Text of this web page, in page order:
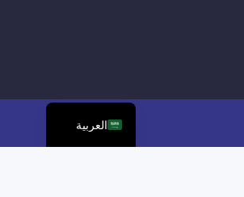
العربية